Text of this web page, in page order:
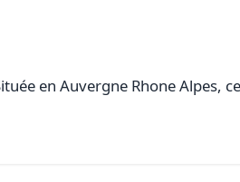
en Auvergne Rhone Alpes,